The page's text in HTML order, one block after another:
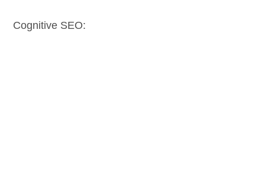
Cognitive SEO: